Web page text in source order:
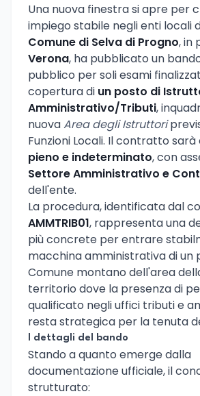
Una nuova finestra si apre per
impiego stabile negli enti locali
Comune di Selva di Progno, in
Verona, ha pubblicato un
pubblico per soli esami
copertura di un posto di
Amministrativo/Tributi,
nuovaArea degli Istruttori
Funzioni Locali. Il contratto sarà
pieno e indeterminato, con
Settore Amministrativo e
dell'ente.
La procedura, identificata dal
AMMTRIB01, rappresenta una
più concrete per entrare
macchina amministrativa di un
Comune montano dell'area
territorio dove la presenza di
qualificato negli uffici tributi e
resta strategica per la tenuta
I dettagli del bando
Stando a quanto emerge dalla
documentazione ufficiale, il
strutturato: